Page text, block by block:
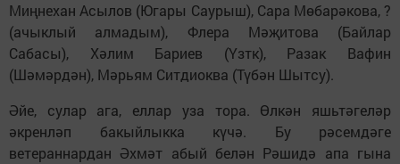
Миңнехан Асылов (Югары Саурыш), Сара Мөбарәкова, ?
(ачыклый алмадым), Флера Мәҗитова (Байлар
Сабасы), Хәлим Бариев (Үзтк), Разак Вафин
(Шәмәрдән), Мәрьям Ситдиоква (Түбән Шытсу).
Әйе, сулар ага, еллар уза тора. Өлкән яшьтәгеләр
әкренләп бакыйлыкка күчә. Бу рәсемдәге
ветераннардан Әхмәт абый белән Рәшидә апа гына